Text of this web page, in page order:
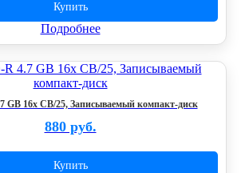
Купить
Подробнее
GB 16x CB/25, Записываемый компакт-диск
880 руб.
Купить